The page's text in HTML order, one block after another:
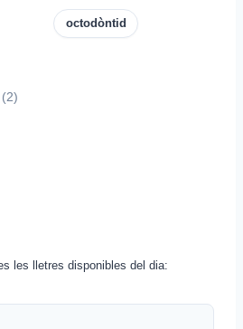
octodòntid
(2)
les lletres disponibles del dia: